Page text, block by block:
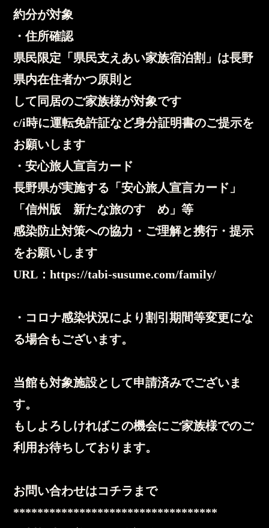
約分が対象
・住所確認
県民限定「県民支えあい家族宿泊割」は長野
県内在住者かつ原則と
して同居のご家族様が対象です
c/i時に運転免許証など身分証明書のご提示を
お願いします
・安心旅人宣言カード
長野県が実施する「安心旅人宣言カード」
「信州版 新たな旅のすゝめ」等
感染防止対策への協力・ご理解と携行・提示
をお願いします
URL：https://tabi-susume.com/family/
・コロナ感染状況により割引期間等変更にな
る場合もございます。
当館も対象施設として申請済みでございま
す。
もしよろしければこの機会にご家族様でのご
利用お待ちしております。
お問い合わせはコチラまで
**********************************